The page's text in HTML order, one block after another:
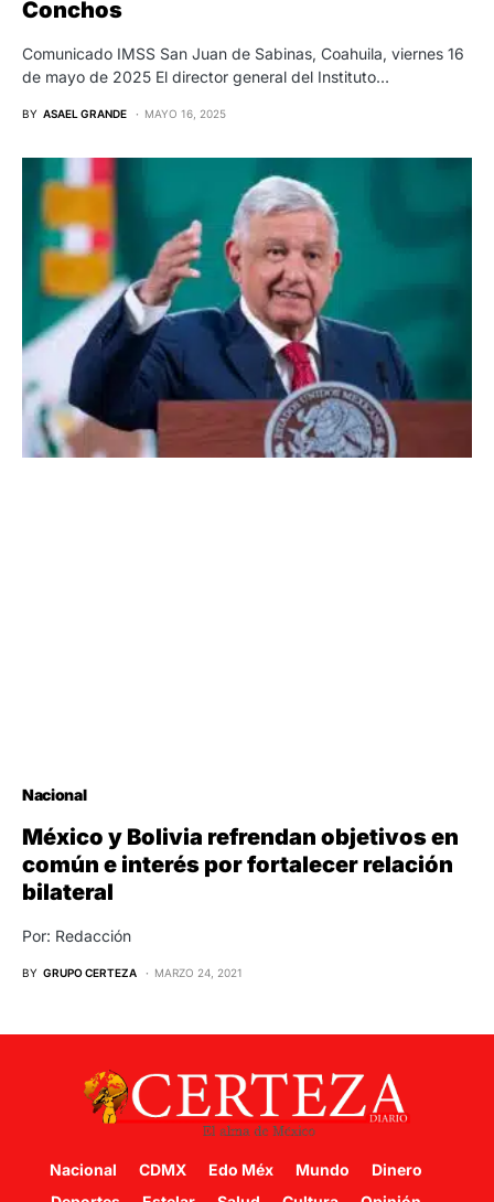
Conchos
Comunicado IMSS San Juan de Sabinas, Coahuila, viernes 16
de mayo de 2025 El director general del Instituto…
BY ASAEL GRANDE MAYO 16, 2025
Nacional
México y Bolivia refrendan objetivos en
común e interés por fortalecer relación
bilateral
Por: Redacción
BY GRUPO CERTEZA MARZO 24, 2021
Nacional CDMX Edo Méx Mundo
Dinero